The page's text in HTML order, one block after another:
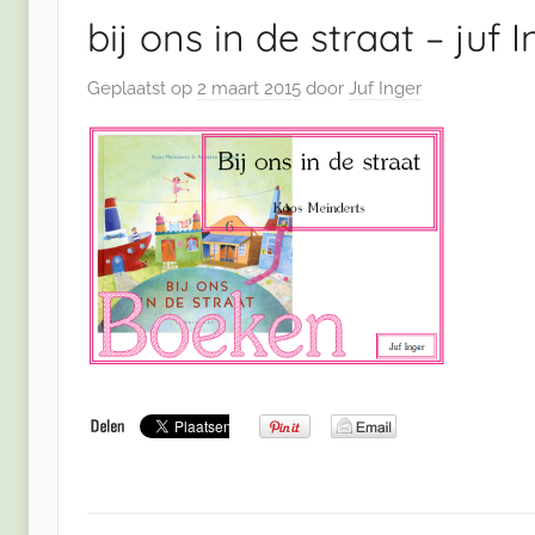
bij ons in de straat – juf
Geplaatst op 2 maart 2015 door Juf Inger